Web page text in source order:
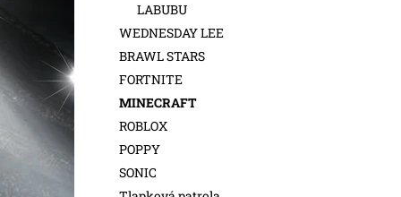
n
n
í
p
a
n
LABUBU
WEDNESDAY LEE
BRAWL STARS
FORTNITE
MINECRAFT
ROBLOX
POPPY
SONIC